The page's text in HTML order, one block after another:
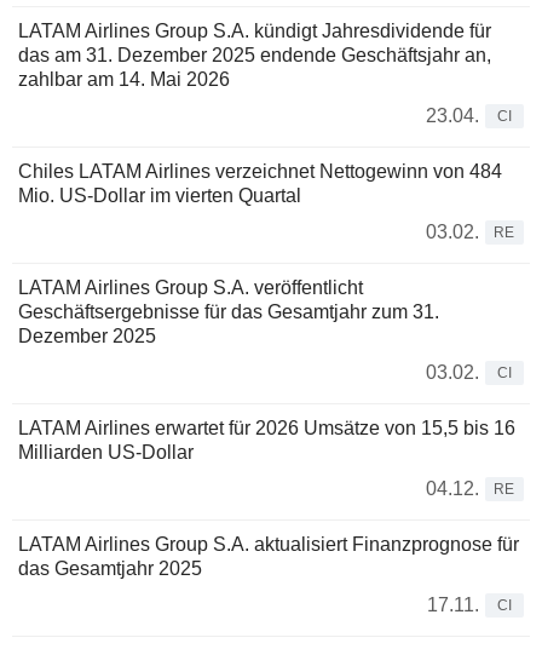
LATAM Airlines Group S.A. kündigt Jahresdividende für
das am 31. Dezember 2025 endende Geschäftsjahr an,
zahlbar am 14. Mai 2026
23.04.
CI
Chiles LATAM Airlines verzeichnet Nettogewinn von 484
Mio. US-Dollar im vierten Quartal
03.02.
RE
LATAM Airlines Group S.A. veröffentlicht
Geschäftsergebnisse für das Gesamtjahr zum 31.
Dezember 2025
03.02.
CI
LATAM Airlines erwartet für 2026 Umsätze von 15,5 bis 16
Milliarden US-Dollar
04.12.
RE
LATAM Airlines Group S.A. aktualisiert Finanzprognose für
das Gesamtjahr 2025
17.11.
CI